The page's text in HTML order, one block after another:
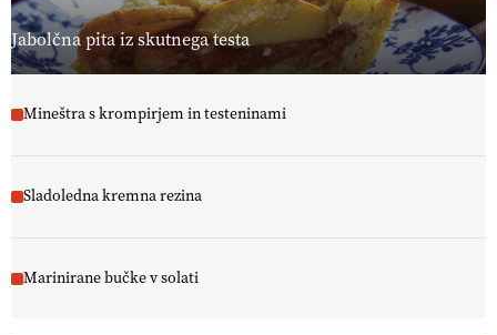
Jabolčna pita iz skutnega testa
Mineštra s krompirjem in testeninami
Sladoledna kremna rezina
Marinirane bučke v solati